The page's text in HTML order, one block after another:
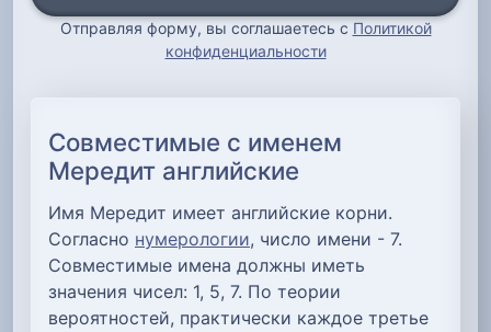
Отправляя форму, вы соглашаетесь с Политикой
конфиденциальности
Совместимые с именем
Мередит английские
Имя Мередит имеет английские корни.
Согласно нумерологии, число имени - 7.
Совместимые имена должны иметь
значения чисел: 1, 5, 7. По теории
вероятностей, практически каждое третье